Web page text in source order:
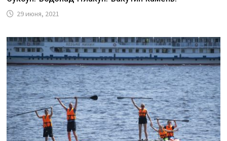
29 июня, 2021